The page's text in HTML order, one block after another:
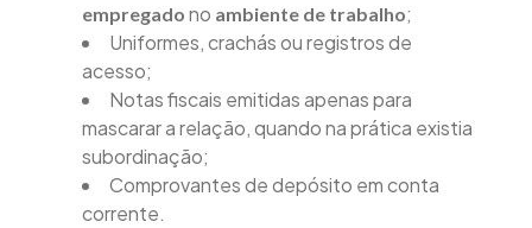
empregado no ambiente de trabalho;
Uniformes, crachás ou registros de
acesso;
Notas fiscais emitidas apenas para
mascarar a relação, quando na prática existia
subordinação;
Comprovantes de depósito em conta
corrente.